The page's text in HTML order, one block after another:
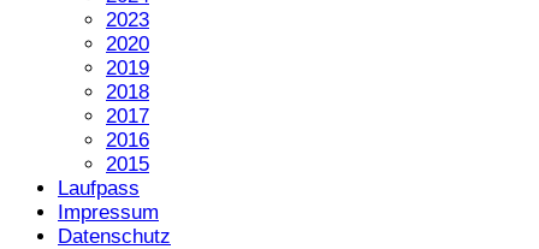
2023
2020
2019
2018
2017
2016
2015
Laufpass
Impressum
Datenschutz